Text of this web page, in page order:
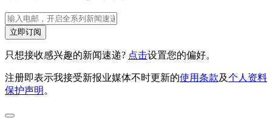
立即订阅
只想接收感兴趣的新闻速递? 点击设置您的偏好。
注册即表示我接受新报业媒体不时更新的使用条款及个人资料
保护声明 。